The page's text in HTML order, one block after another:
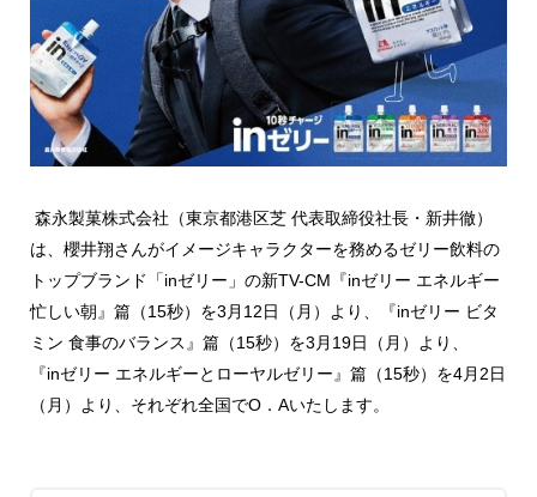
森永製菓株式会社（東京都港区芝 代表取締役社長・新井徹）
は、櫻井翔さんがイメージキャラクターを務めるゼリー飲料の
トップブランド「inゼリー」の新TV-CM『inゼリー エネルギー
忙しい朝』篇（15秒）を3月12日（月）より、『inゼリー ビタ
ミン 食事のバランス』篇（15秒）を3月19日（月）より、
『inゼリー エネルギーとローヤルゼリー』篇（15秒）を4月2日
（月）より、それぞれ全国でO．Aいたします。